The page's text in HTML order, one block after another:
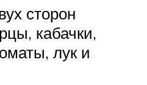
сторон
кабачки,
лук и